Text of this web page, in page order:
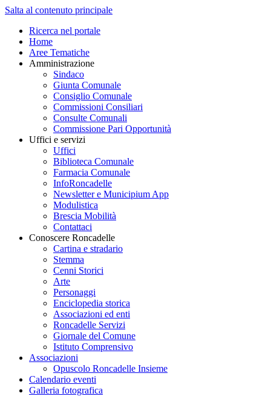
Salta al contenuto principale
Ricerca nel portale
Home
Aree Tematiche
Amministrazione
Sindaco
Giunta Comunale
Consiglio Comunale
Commissioni Consiliari
Consulte Comunali
Commissione Pari Opportunità
Uffici e servizi
Uffici
Biblioteca Comunale
Farmacia Comunale
InfoRoncadelle
Newsletter e Municipium App
Modulistica
Brescia Mobilità
Contattaci
Conoscere Roncadelle
Cartina e stradario
Stemma
Cenni Storici
Arte
Personaggi
Enciclopedia storica
Associazioni ed enti
Roncadelle Servizi
Giornale del Comune
Istituto Comprensivo
Associazioni
Opuscolo Roncadelle Insieme
Calendario eventi
Galleria fotografica